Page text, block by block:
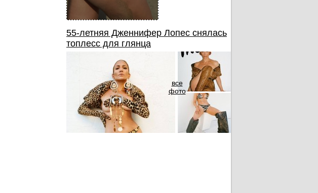
55-летняя Дженнифер Лопес снялась
топлесс для глянца
все
фото